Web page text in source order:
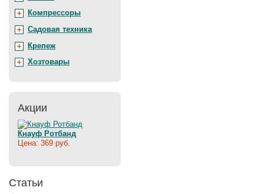
Компрессоры
Садовая техника
Крепеж
Хозтовары
Акции
Кнауф Ротбанд
Цена: 369 руб.
Статьи